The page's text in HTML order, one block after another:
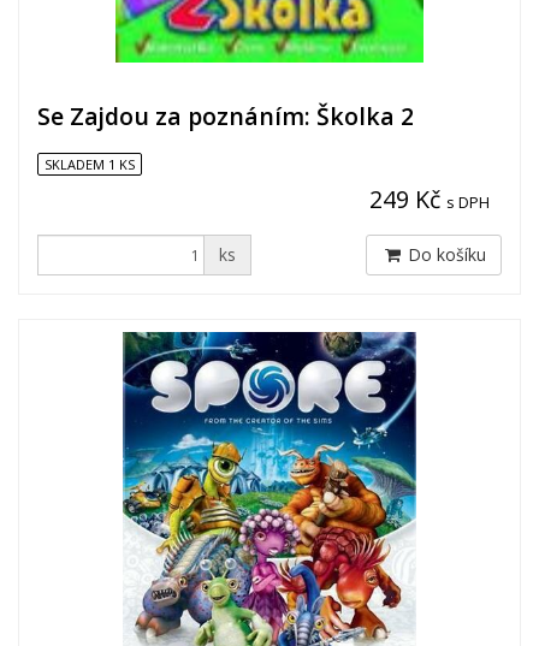
Se Zajdou za poznáním: Školka 2
SKLADEM 1 KS
249 Kč s DPH
ks Do košíku